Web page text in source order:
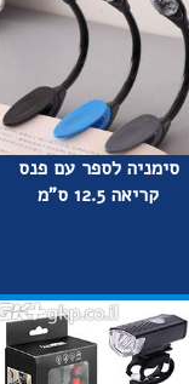
סימניה לספר עם פנס
קריאה 12.5 ס"מ